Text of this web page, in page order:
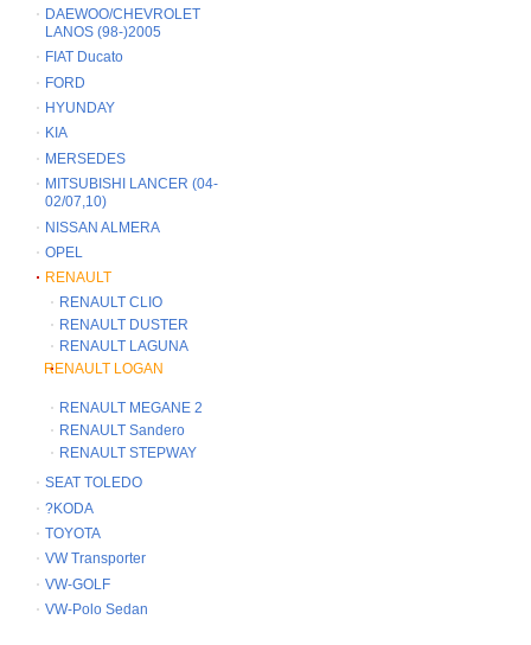
DAEWOO/CHEVROLET
LANOS (98-)2005
FIAT Ducato
FORD
HYUNDAY
KIA
MERSEDES
MITSUBISHI LANCER (04-
02/07,10)
NISSAN ALMERA
OPEL
RENAULT
RENAULT CLIO
RENAULT DUSTER
RENAULT LAGUNA
RENAULT LOGAN
RENAULT MEGANE 2
RENAULT Sandero
RENAULT STEPWAY
SEAT TOLEDO
?KODA
TOYOTA
VW Transporter
VW-GOLF
VW-Polo Sedan